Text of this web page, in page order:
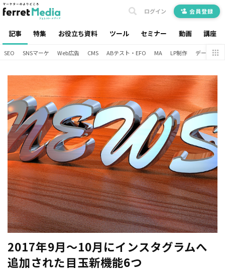
記事 特集 お役立ち資料 ツール セミナー 動画 講座
ログイン 会員登録
SEO SNSマーケ Web広告 CMS ABテスト・EFO MA LP制作 データ分析
2017年9月〜10月にインスタグラムへ
追加された目玉新機能6つ